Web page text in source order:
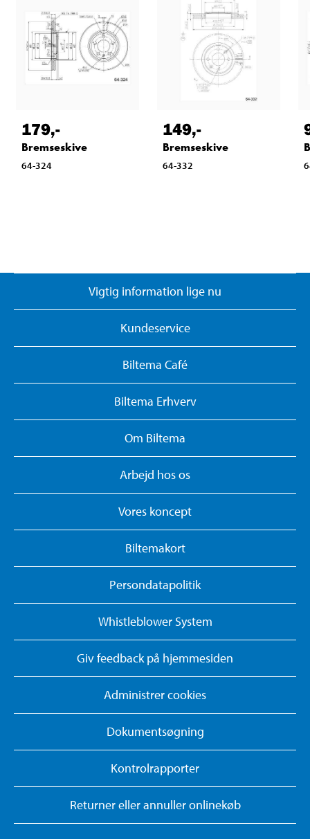
179,-
Bremseskive
64-324
149,-
Bremseskive
64-332
Vigtig information lige nu
Kundeservice
Biltema Café
Biltema Erhverv
Om Biltema
Arbejd hos os
Vores koncept
Biltemakort
Persondatapolitik
Whistleblower System
Giv feedback på hjemmesiden
Administrer cookies
Dokumentsøgning
Kontrolrapporter
Returner eller annuller onlinekøb